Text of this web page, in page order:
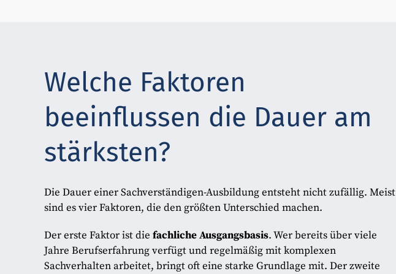
Welche Faktoren
beeinflussen die Dauer am
stärksten?
Die Dauer einer Sachverständigen-Ausbildung entsteht nicht zufällig. Meist
sind es vier Faktoren, die den größten Unterschied machen.
Der erste Faktor ist die fachliche Ausgangsbasis. Wer bereits über viele
Jahre Berufserfahrung verfügt und regelmäßig mit komplexen
Sachverhalten arbeitet, bringt oft eine starke Grundlage mit. Der zweite